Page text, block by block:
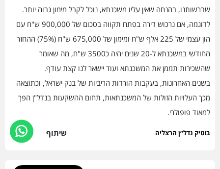
שברשותנו, בהנחה שאין עליו משכנתא, נוכל לקבל מימון גבוה יותר.
לדוגמה, אם נרכוש דירה בפתח תקווה בסכום של 900,000 ש"ח עם
הון עצמי של 225 אלף ש"ח ומימון של 675,000 ש"ח (75%) ההחזר
החודשי במשכנתא ל-20 שנים יהיה כ3500 ש"ח, מה שאומר
שהשכירות תממן את המשכנתא ועוד יישאר לנו קצת עודף.
בשנים האחרונות, בעקבות הורדות הריביות של בנק ישראל, וכתוצאה
מכך העלויות הזולות של המשכנתאות, תחום ההשקעות בנדל"ן הפך
למאוד פופולרי.
בוטיק נדל״ן הרצליה שיתוף